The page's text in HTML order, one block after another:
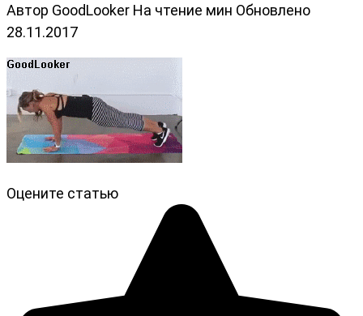
Автор GoodLooker На чтение мин Обновлено
28.11.2017
Оцените статью